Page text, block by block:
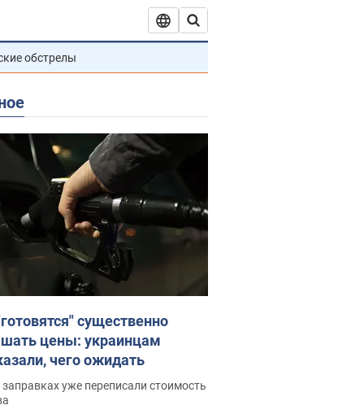
обстрелы
существенно
цены: украинцам
чего ожидать
уже переписали стоимость